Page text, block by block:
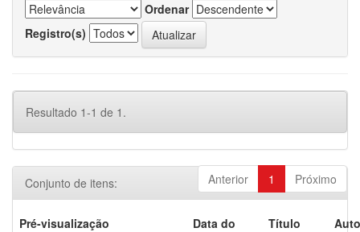
Ordenar
Registro(s)
Resultado 1-1 de 1.
Anterior 1 Próximo
Conjunto de itens:
Pré-visualização
Data do
Título